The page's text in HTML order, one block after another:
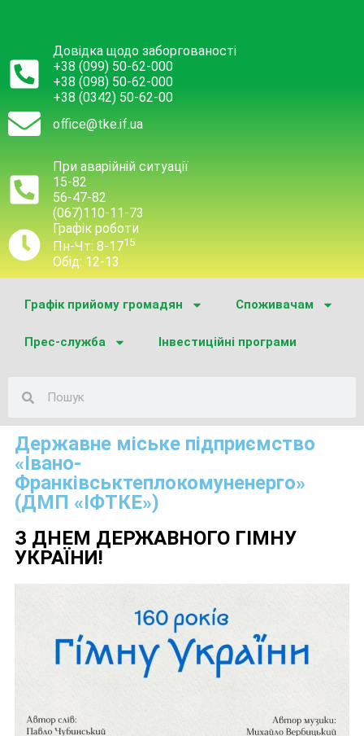
Довідка щодо заборгованості
+38 (099) 50-62-000
+38 (098) 50-62-000
+38 (0342) 50-62-00
office@tke.if.ua
При аварійній ситуації
15-82
56-47-82
(067)110-11-73
Графік роботи
Пн-Чт: 8-1715
Обід: 12-13
Графік прийому громадян Споживачам
Прес-служба Інвестиційні програми
Державне міське підприємство
«Івано-
Франківськтеплокомуненерго»
(ДМП «ІФТКЕ»)
З ДНЕМ ДЕРЖАВНОГО ГІМНУ
УКРАЇНИ!